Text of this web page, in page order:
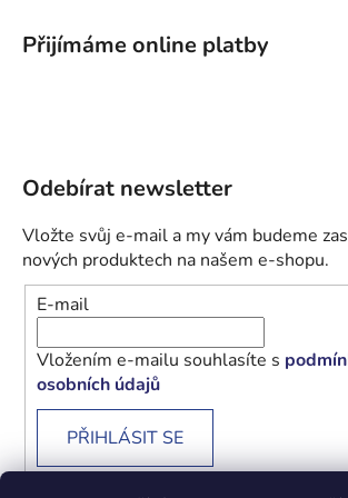
Přijímáme online platby
Odebírat newsletter
Vložte svůj e-mail a my vám budeme
nových produktech na našem e-shopu.
E-mail
Vložením e-mailu souhlasíte s
osobních údajů
PŘIHLÁSIT SE